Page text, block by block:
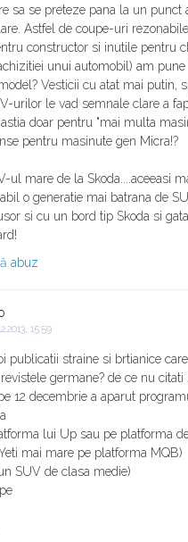
sa se preteze pana la un punct
Astfel de coupe-uri
constructor si inutile pentru
unui automobil) am
Vesticii cu atat mai putin,
urilor le vad semnale clare a
doar pentru "mai multa
pentru masinute gen Micra!?
ul mare de la Skoda....aceeasi
o generatie mai batrana de
si cu un bord tip Skoda si
abuz
15:59
publicatii straine si brtianice
germane? de ce nu citati
12 decembrie a aparut
lui Up sau pe platforma
mai mare pe platforma MQB)
SUV de clasa medie)